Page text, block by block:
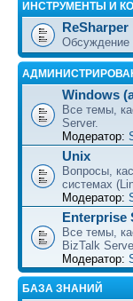
ИНСТРУМЕНТЫ И
ReSharper
Обсуждение
Windows
Все темы,
Server.
Модератор:
Unix
Вопросы,
системах
Модератор:
Enterprise
Все темы,
BizTalk
Модератор:
БАЗА ЗНАНИЙ